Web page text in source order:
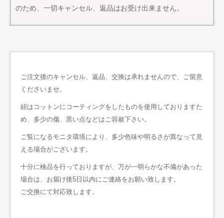
のため、一切キャンセル、返品はお受け出来ません。
ご注文後のキャンセル、返品、交換は承れませんので、ご留意
くださいませ。
紐はコットンにコーティングをしたものを使用しておりますた
め、多少の傷、黒い点などはご容赦下さい。
ご覧になるモニタ環境により、多少色味や明るさが異なって見
える場合がございます。
十分に検品を行っておりますが、万が一明らかな不備があった
場合は、お届け後5日以内にご連絡をお願い致します。
ご交換にて対応致します。